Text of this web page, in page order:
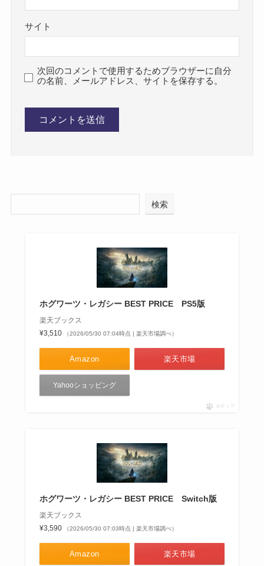
サイト
次回のコメントで使用するためブラウザーに自分
の名前、メールアドレス、サイトを保存する。
検索
ホグワーツ・レガシー BEST PRICE PS5版
楽天ブックス
¥3,510
（2026/05/30 07:04時点 | 楽天市場調べ）
Amazon 楽天市場
Yahooショッピング
ポチップ
ホグワーツ・レガシー BEST PRICE Switch版
楽天ブックス
¥3,590
（2026/05/30 07:03時点 | 楽天市場調べ）
Amazon 楽天市場